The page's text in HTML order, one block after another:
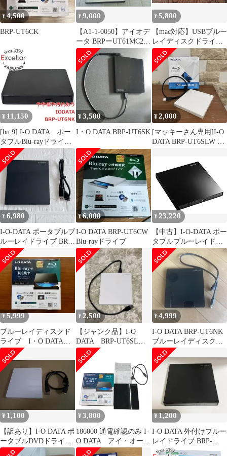
¥4,500
BRP-UT6CK
¥9,000
【A1-1-0050】アイオデ
ータ BRPーUT61MC2
内蔵BDドライブ 線あ
り
¥5,800
【mac対応】USBブルー
レイディスクドライ
ブ：BRP-UT6/MC
¥ 11,150
[bn:9] I-O DATA ポー
タブルBlu-rayドライ
ブ BRP-UT6NK 本体
のみ 本体いたみ
¥3,500
I・O DATA BRP-UT6SK
¥2,000
[マッキーさん専用]I-O
DATA BRP-UT6SLW ジ
¥6,980
I-O-DATA ポータブルブ
ルーレイドライブ BRP-
UT6CK
¥6,000
I-O DATA BRP-UT6CW
Blu-rayドライブ
¥ 23,220
【中古】I-O-DATA ポー
タブルブルーレイドラ
イブ BRP-UT6CK(ピア
ノブラック/USB Type-C
対応/)
¥5,999
ブルーレイディスクド
ライブ I・O DATA
BRP-UT6LEK ブラック
¥ 2,500
【ジャンク品】I-O
DATA BRP-UT6SLW
外付けBDドライブ
¥4,999
I-O DATA BRP-UT6NK
ブルーレイディスクド
ライブ 薄型
¥ 1,100
【訳あり】I-O DATA ポ
ータブルDVDドライブ
（外装BRP-UT6SW）
¥ 3,800
186000 通電確認のみ I-
O DATA アイ・オー・
データ 外付けブルー
¥1,200
I-O DATA 外付けブルー
レイドライブ BRP-
UT6SLK ジャンク